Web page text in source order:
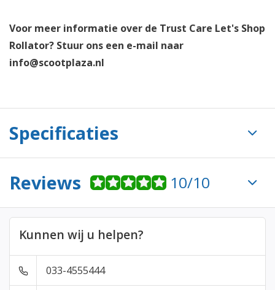
Voor meer informatie over de Trust Care Let's Shop
Rollator? Stuur ons een e-mail naar
info@scootplaza.nl
Specificaties
Reviews 10/10
Kunnen wij u helpen?
033-4555444